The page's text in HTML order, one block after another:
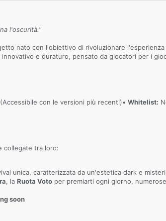
l'oscurità."
nato con l'obiettivo di rivoluzionare
e duraturo, pensato da giocatori per i
con le versioni più recenti)• Whitelist:
collegate tra loro:
unica, caratterizzata da un'estetica dark e
, la Ruota Voto per premiarti ogni giorno, numerose
soon